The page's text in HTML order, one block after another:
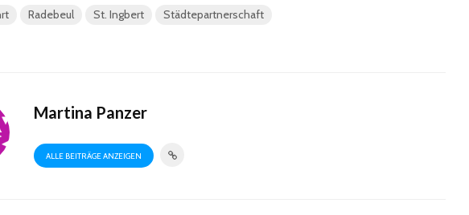
Radebeul St. Ingbert Städtepartnerschaft
Martina Panzer
ALLE BEITRÄGE ANZEIGEN